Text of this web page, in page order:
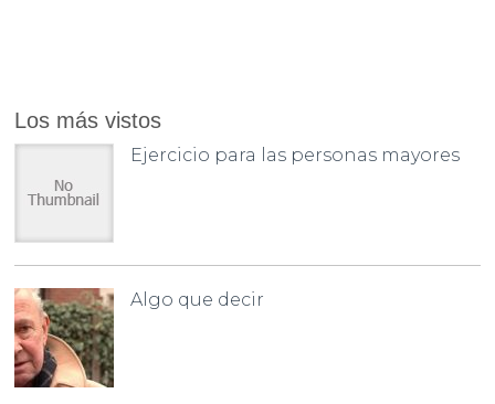
Los más vistos
Ejercicio para las personas mayores
Algo que decir